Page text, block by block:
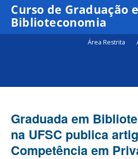
Curso de Graduação
Biblioteconomia
Área Restrita
Graduada em
na UFSC publica
Competência em